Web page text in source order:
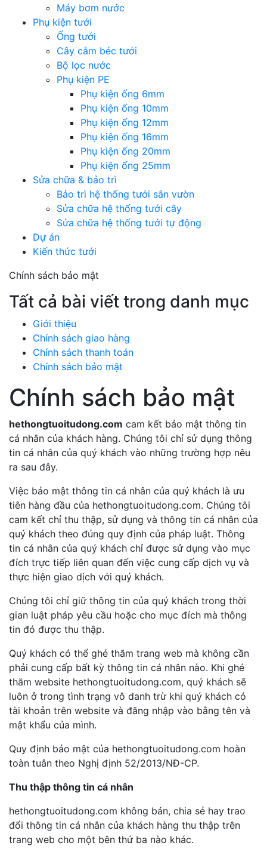
Máy bơm nước
Phụ kiện tưới
Ống tưới
Cây cắm béc tưới
Bộ lọc nước
Phụ kiện PE
Phụ kiện ống 6mm
Phụ kiện ống 10mm
Phụ kiện ống 12mm
Phụ kiện ống 16mm
Phụ kiện ống 20mm
Phụ kiện ống 25mm
Sửa chữa & bảo trì
Bảo trì hệ thống tưới sân vườn
Sửa chữa hệ thống tưới cây
Sửa chữa hệ thống tưới tự động
Dự án
Kiến thức tưới
Chính sách bảo mật
Tất cả bài viết trong danh mục
Giới thiệu
Chính sách giao hàng
Chính sách thanh toán
Chính sách bảo mật
Chính sách bảo mật
hethongtuoitudong.com cam kết bảo mật thông tin
cá nhân của khách hàng. Chúng tôi chỉ sử dụng thông
tin cá nhân của quý khách vào những trường hợp nêu
ra sau đây.
Việc bảo mật thông tin cá nhân của quý khách là ưu
tiên hàng đầu của hethongtuoitudong.com. Chúng tôi
cam kết chỉ thu thập, sử dụng và thông tin cá nhân của
quý khách theo đúng quy định của pháp luật. Thông
tin cá nhân của quý khách chỉ được sử dụng vào mục
đích trực tiếp liên quan đến việc cung cấp dịch vụ và
thực hiện giao dịch với quý khách.
Chúng tôi chỉ giữ thông tin của quý khách trong thời
gian luật pháp yêu cầu hoặc cho mục đích mà thông
tin đó được thu thập.
Quý khách có thể ghé thăm trang web mà không cần
phải cung cấp bất kỳ thông tin cá nhân nào. Khi ghé
thăm website hethongtuoitudong.com, quý khách sẽ
luôn ở trong tình trạng vô danh trừ khi quý khách có
tài khoản trên website và đăng nhập vào bằng tên và
mật khẩu của mình.
Quy định bảo mật của hethongtuoitudong.com hoàn
toàn tuân theo Nghị định 52/2013/NĐ-CP.
Thu thập thông tin cá nhân
hethongtuoitudong.com không bán, chia sẻ hay trao
đổi thông tin cá nhân của khách hàng thu thập trên
trang web cho một bên thứ ba nào khác.